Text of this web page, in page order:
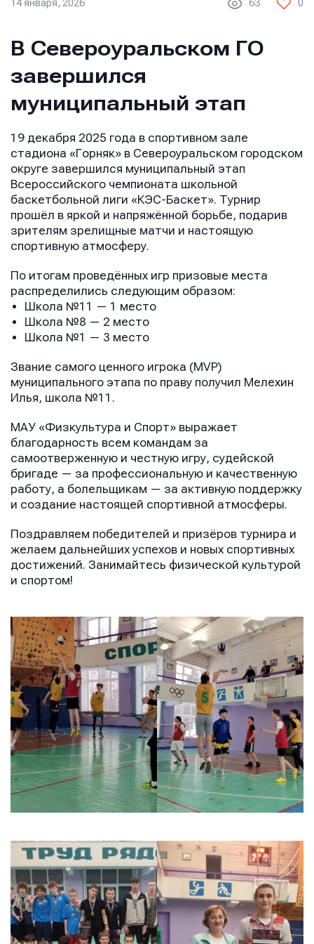
14 января, 2026 63 0
В Североуральском ГО
завершился
муниципальный этап
19 декабря 2025 года в спортивном зале
стадиона «Горняк» в Североуральском городском
округе завершился муниципальный этап
Всероссийского чемпионата школьной
баскетбольной лиги «КЭС-Баскет». Турнир
прошёл в яркой и напряжённой борьбе, подарив
зрителям зрелищные матчи и настоящую
спортивную атмосферу.
По итогам проведённых игр призовые места
распределились следующим образом:
Школа №11 — 1 место
Школа №8 — 2 место
Школа №1 — 3 место
Звание самого ценного игрока (MVP)
муниципального этапа по праву получил Мелехин
Илья, школа №11.
МАУ «Физкультура и Спорт» выражает
благодарность всем командам за
самоотверженную и честную игру, судейской
бригаде — за профессиональную и качественную
работу, а болельщикам — за активную поддержку
и создание настоящей спортивной атмосферы.
Поздравляем победителей и призёров турнира и
желаем дальнейших успехов и новых спортивных
достижений. Занимайтесь физической культурой
и спортом!